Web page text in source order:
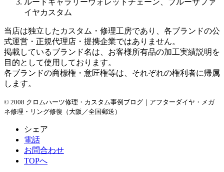
ルードギャラリーウォレットチェーン、ブルーサファ
イヤカスタム
当店は独立したカスタム・修理工房であり、各ブランドの公
式運営・正規代理店・提携企業ではありません。
掲載しているブランド名は、お客様所有品の加工実績説明を
目的として使用しております。
各ブランドの商標権・意匠権等は、それぞれの権利者に帰属
します。
© 2008 クロムハーツ修理・カスタム事例ブログ｜アフターダイヤ・メガ
ネ修理・リング修復（大阪／全国郵送）
シェア
電話
お問合わせ
TOPへ